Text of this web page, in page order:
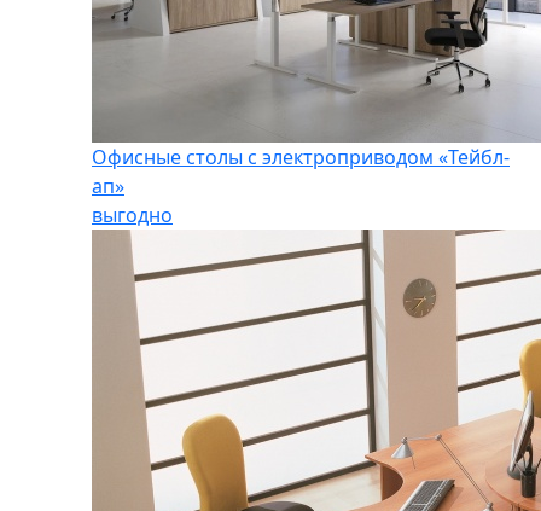
Офисные столы с электроприводом «Тейбл-
ап»
выгодно